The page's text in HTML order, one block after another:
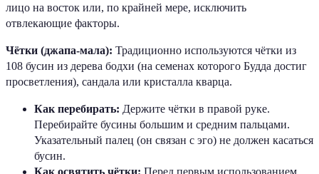
лицо на восток или, по крайней мере, исключить
отвлекающие факторы.
Чётки (джапа-мала): Традиционно используются чётки из
108 бусин из дерева бодхи (на семенах которого Будда достиг
просветления), сандала или кристалла кварца.
Как перебирать: Держите чётки в правой руке.
Перебирайте бусины большим и средним пальцами.
Указательный палец (он связан с эго) не должен касаться
бусин.
Как освятить чётки: Перед первым использованием